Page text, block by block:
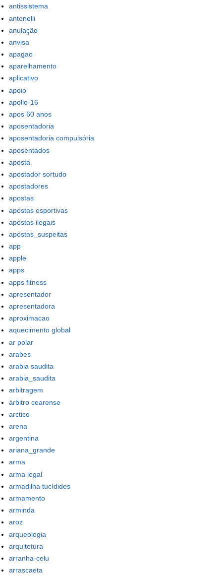
antissistema
antonelli
anulação
anvisa
apagao
aparelhamento
aplicativo
apoio
apollo-16
apos 60 anos
aposentadoria
aposentadoria compulsória
aposentados
aposta
apostador sortudo
apostadores
apostas
apostas esportivas
apostas ilegais
apostas_suspeitas
app
apple
apps
apps fitness
apresentador
apresentadora
aproximacao
aquecimento global
ar polar
arabes
arabia saudita
arabia_saudita
arbitragem
árbitro cearense
arctico
arena
argentina
ariana_grande
arma
arma legal
armadilha tucídides
armamento
arminda
aroz
arqueologia
arquitetura
arranha-celu
arrascaeta